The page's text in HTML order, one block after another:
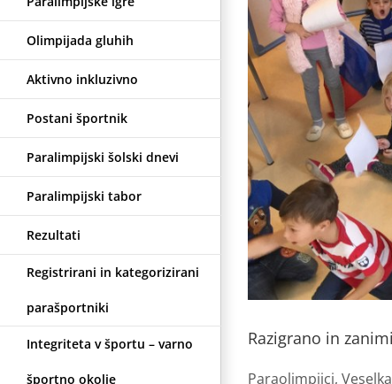
Olimpijada gluhih
Aktivno inkluzivno
Postani športnik
Paralimpijski šolski dnevi
Paralimpijski tabor
Rezultati
Registrirani in kategorizirani
parašportniki
Integriteta v športu – varno
športno okolje
Razigrano in
Paraolimpijci,